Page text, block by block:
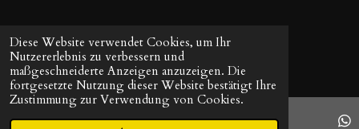
Diese Website verwendet Cookies, um Ihr
Nutzererlebnis zu verbessern und
maßgeschneiderte Anzeigen anzuzeigen. Die
fortgesetzte Nutzung dieser Website bestätigt Ihre
Zustimmung zur Verwendung von Cookies.